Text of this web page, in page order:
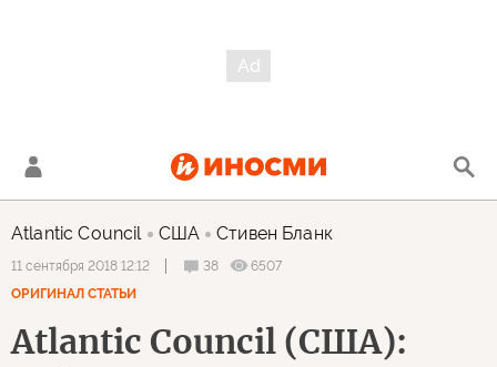
Atlantic Council США Стивен Бланк
11 сентября 2018 12:12 38
6507
ОРИГИНАЛ СТАТЬИ
Atlantic Council (США):